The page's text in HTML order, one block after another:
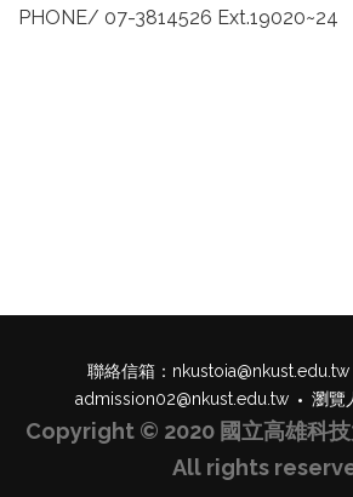
PHONE/ 07-3814526 Ext.19020~24
聯絡信箱： nkustoia@nkust.edu.tw
admission02@nkust.edu.tw
瀏覽
Copyright © 2020 國立高雄科技
All rights